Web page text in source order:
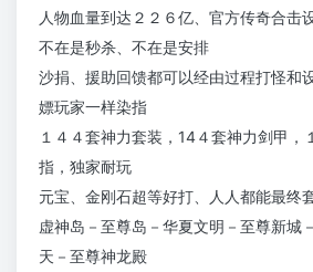
人物血量到达２２６亿、官方传奇合击
不在是秒杀、不在是安排
沙捐、援助回馈都可以经由过程打怪和
嫖玩家一样染指
１４４套神力套装，14４套神力剑甲，
指，独家耐玩
元宝、金刚石超等好打、人人都能最终
虚神岛－至尊岛－华夏文明－至尊新城
天－至尊神龙殿